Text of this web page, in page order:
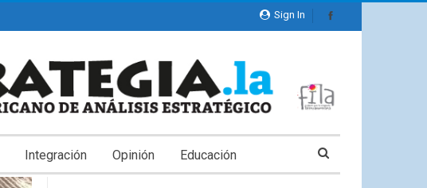
Sign In
Integración Opinión Educación